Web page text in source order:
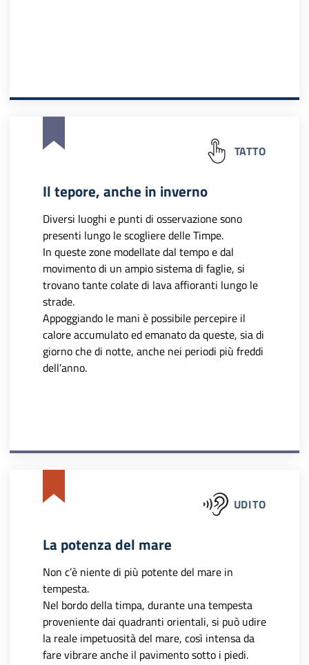
TATTO
Il tepore, anche in inverno
Diversi luoghi e punti di osservazione sono
presenti lungo le scogliere delle Timpe.
In queste zone modellate dal tempo e dal
movimento di un ampio sistema di faglie, si
trovano tante colate di lava affioranti lungo le
strade.
Appoggiando le mani è possibile percepire il
calore accumulato ed emanato da queste, sia di
giorno che di notte, anche nei periodi più freddi
dell’anno.
UDITO
La potenza del mare
Non c’è niente di più potente del mare in
tempesta.
Nel bordo della timpa, durante una tempesta
proveniente dai quadranti orientali, si può udire
la reale impetuosità del mare, così intensa da
fare vibrare anche il pavimento sotto i piedi.